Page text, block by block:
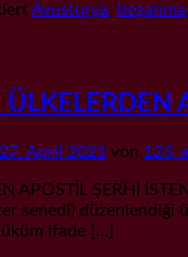
Avusturya, boşanma,
27. April 2021 von
APOSTİL ŞERHİ
senedi) düzenlendiği
ifade […]